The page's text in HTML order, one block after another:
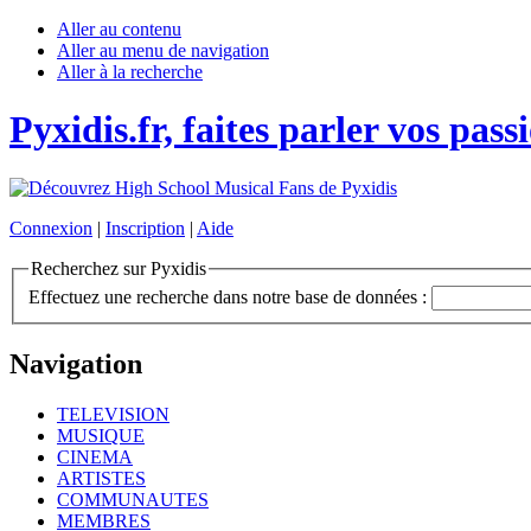
Aller au contenu
Aller au menu de navigation
Aller à la recherche
Pyxidis.fr, faites parler vos
Connexion | Inscription | Aide
Recherchez sur Pyxidis
Effectuez une recherche dans notre base de données :
Navigation
TELEVISION
MUSIQUE
CINEMA
ARTISTES
COMMUNAUTES
MEMBRES